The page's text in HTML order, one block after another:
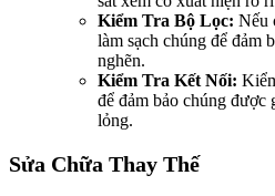
Kiểm Tra Bộ Lọc: Nếu
làm sạch chúng để đảm
nghẽn.
Kiểm Tra Kết Nối:
để đảm bảo chúng được
lỏng.
Sửa Chữa Thay Thế